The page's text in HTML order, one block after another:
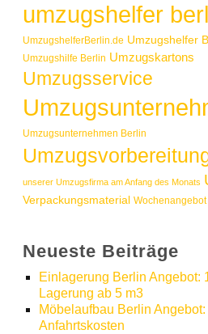
umzugshelfer
UmzugshelferBerlin.de Umzugshelfer
Umzugshilfe Berlin Umzugskartons
Umzugsservice
Umzugsunternehmen Berlin
unserer Umzugsfirma am Anfang des Monats
Verpackungsmaterial Wochenangebot
Neueste Beiträge
Einlagerung Berlin Angebot:
Lagerung ab 5 m3
Möbelaufbau Berlin
Anfahrtskosten